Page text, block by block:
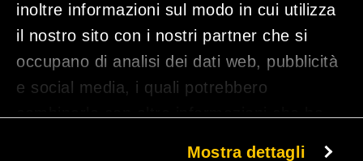
inoltre informazioni sul modo in cui utilizza
il nostro sito con i nostri partner che si
occupano di analisi dei dati web, pubblicità
e social media, i quali potrebbero
combinarle con altre informazioni che ha
Mostra dettagli
Cliccando su "Iscriviti" dichiari di aver preso visione dell' informativa sulla privacy e
acconsenti al trattamento dei tuoi dati.